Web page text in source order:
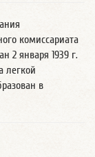
комиссариата
2 января 1939 г.
легкой
в